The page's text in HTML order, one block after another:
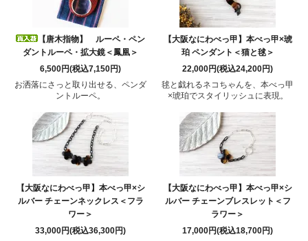
【唐木指物】 ルーペ・ペン
ダントルーペ・拡大鏡＜鳳凰＞
6,500円(税込7,150円)
お洒落にさっと取り出せる、ペンダ
ントルーペ。
【大阪なにわべっ甲】本べっ甲×琥
珀 ペンダント＜猫と毬＞
22,000円(税込24,200円)
毬と戯れるネコちゃんを、本べっ甲
×琥珀でスタイリッシュに表現。
【大阪なにわべっ甲】本べっ甲×シ
ルバー チェーンネックレス＜フラ
ワー＞
33,000円(税込36,300円)
【大阪なにわべっ甲】本べっ甲×シ
ルバー チェーンブレスレット＜フ
ラワー＞
17,000円(税込18,700円)